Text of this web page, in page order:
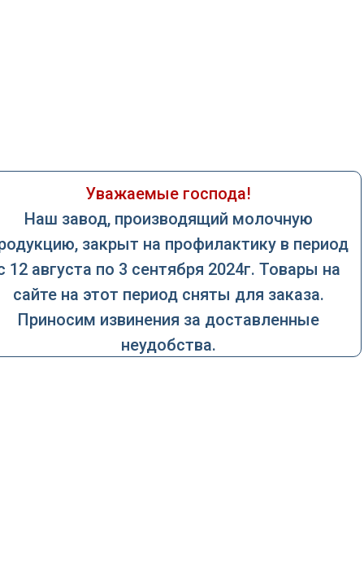
Уважаемые господа!
Наш завод, производящий молочную
закрыт на профилактику в период
12 августа по 3 сентября 2024г. Товары на
сайте на этот период сняты для заказа.
Приносим извинения за доставленные
неудобства.